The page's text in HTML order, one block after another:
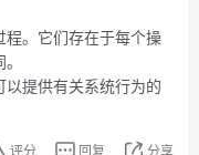
。它们存在于每个操
提供有关系统行为的
评分 回复 分享